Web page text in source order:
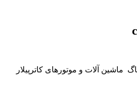
ماشین آلات و موتورهای کاترپیلار